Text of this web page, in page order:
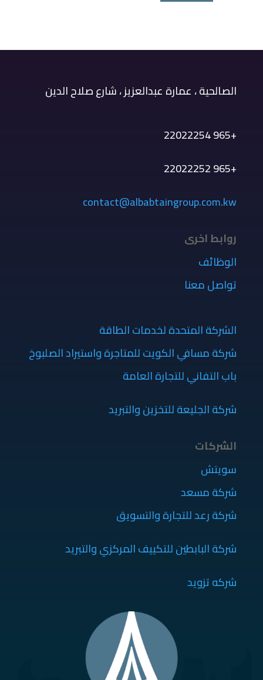
الصالحية ، عمارة عبدالعزيز ، شارع صلاح الدين
+965 22022254
+965 22022252
contact@albabtaingroup.com.kw
روابط اخرى
الوظائف
تواصل معنا
الشركة المتحدة لخدمات الطاقة
شركة مسافي الكويت للمتاجرة واستيراد الصلبوخ
باب التفاني للتجارة العامة
شركة الجليعة للتخزين والتبريد
الشركات
سويتش
شركة مسعد
شركة رعد للتجارة والتسويق
شركة البابطين للتكييف المركزي والتبريد
شركه تزويد